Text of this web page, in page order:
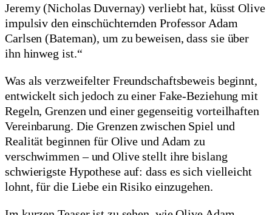
Jeremy (Nicholas Duvernay) verliebt hat, küsst Olive
impulsiv den einschüchternden Professor Adam
Carlsen (Bateman), um zu beweisen, dass sie über
ihn hinweg ist.“
Was als verzweifelter Freundschaftsbeweis beginnt,
entwickelt sich jedoch zu einer Fake-Beziehung mit
Regeln, Grenzen und einer gegenseitig vorteilhaften
Vereinbarung. Die Grenzen zwischen Spiel und
Realität beginnen für Olive und Adam zu
verschwimmen – und Olive stellt ihre bislang
schwierigste Hypothese auf: dass es sich vielleicht
lohnt, für die Liebe ein Risiko einzugehen.